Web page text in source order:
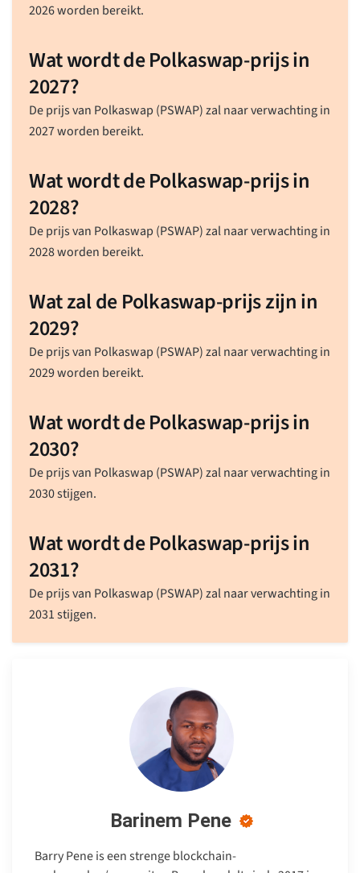
2026 worden bereikt.
Wat wordt de Polkaswap-prijs in
2027?
De prijs van Polkaswap (PSWAP) zal naar verwachting in
2027 worden bereikt.
Wat wordt de Polkaswap-prijs in
2028?
De prijs van Polkaswap (PSWAP) zal naar verwachting in
2028 worden bereikt.
Wat zal de Polkaswap-prijs zijn in
2029?
De prijs van Polkaswap (PSWAP) zal naar verwachting in
2029 worden bereikt.
Wat wordt de Polkaswap-prijs in
2030?
De prijs van Polkaswap (PSWAP) zal naar verwachting in
2030 stijgen.
Wat wordt de Polkaswap-prijs in
2031?
De prijs van Polkaswap (PSWAP) zal naar verwachting in
2031 stijgen.
Barinem Pene
Barry Pene is een strenge blockchain-